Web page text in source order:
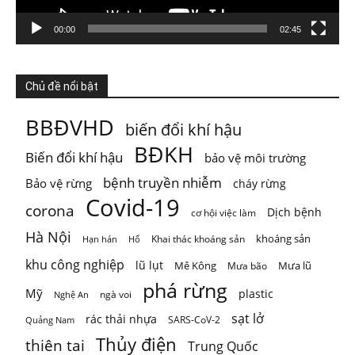
Xem trên Facebook · Chia sẻ
ThienNhien.Net
4 ngày trước
TRIỂN
Nước từ sông được dùng cho sinh hoạt, tưới ti ...Xem thêm
Photo
Xem trên Facebook · Chia sẻ
00:00 02:45
Chủ đề nổi bật
BBĐVHD biến đổi khí hậu
Biến đổi khí hậu BĐKH bảo vệ môi trường
Bảo vệ rừng bệnh truyền nhiễm cháy rừng
corona Covid-19 cơ hội việc làm Dịch bệnh
Hà Nội Hạn hán Hổ Khai thác khoáng sản khoáng sản
khu công nghiệp lũ lụt Mê Kông Mưa bão Mưa lũ
Mỹ Nghệ An ngà voi phá rừng plastic
Quảng Nam rác thải nhựa SARS-CoV-2 sạt lở
thiên tai Thủy điện Trung Quốc